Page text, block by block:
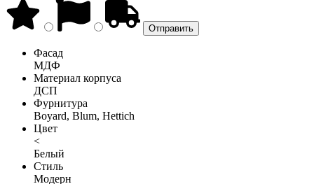
Фасад
МДФ
Материал корпуса
ДСП
Фурнитура
Boyard, Blum, Hettich
Цвет
<
Белый
Стиль
Модерн